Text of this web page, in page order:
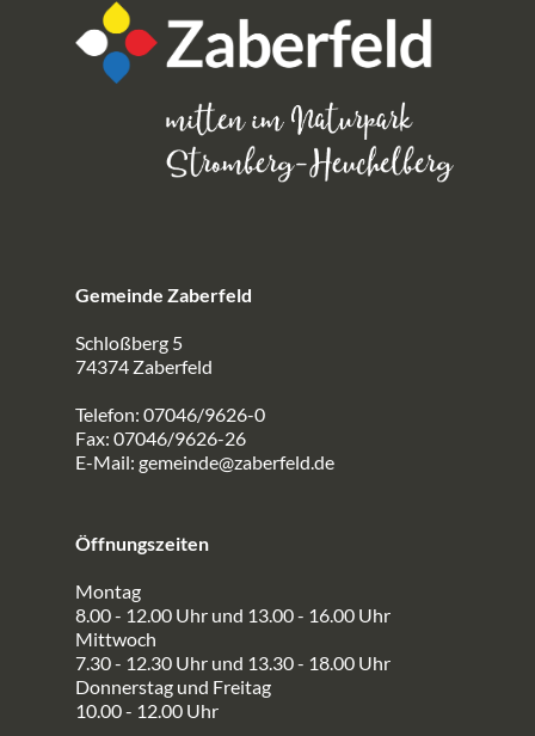
Gemeinde Zaberfeld
Schloßberg 5
74374 Zaberfeld
Telefon: 07046/9626-0
Fax: 07046/9626-26
E-Mail: gemeinde@zaberfeld.de
Öffnungszeiten
Montag
8.00 - 12.00 Uhr und 13.00 - 16.00 Uhr
Mittwoch
7.30 - 12.30 Uhr und 13.30 - 18.00 Uhr
Donnerstag und Freitag
10.00 - 12.00 Uhr